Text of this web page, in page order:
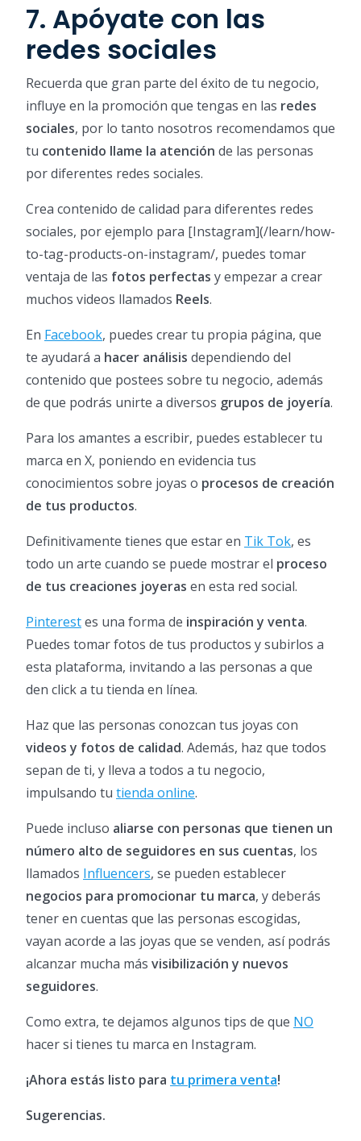
7. Apóyate con las
redes sociales
Recuerda que gran parte del éxito de tu negocio,
influye en la promoción que tengas en las redes
sociales, por lo tanto nosotros recomendamos que
tu contenido llame la atención de las personas
por diferentes redes sociales.
Crea contenido de calidad para diferentes redes
sociales, por ejemplo para [Instagram](/learn/how-
to-tag-products-on-instagram/, puedes tomar
ventaja de las fotos perfectas y empezar a crear
muchos videos llamados Reels.
En Facebook, puedes crear tu propia página, que
te ayudará a hacer análisis dependiendo del
contenido que postees sobre tu negocio, además
de que podrás unirte a diversos grupos de joyería.
Para los amantes a escribir, puedes establecer tu
marca en X, poniendo en evidencia tus
conocimientos sobre joyas o procesos de creación
de tus productos.
Definitivamente tienes que estar en Tik Tok, es
todo un arte cuando se puede mostrar el proceso
de tus creaciones joyeras en esta red social.
Pinterestes una forma de inspiración y venta.
Puedes tomar fotos de tus productos y subirlos a
esta plataforma, invitando a las personas a que
den click a tu tienda en línea.
Haz que las personas conozcan tus joyas con
videos y fotos de calidad. Además, haz que todos
sepan de ti, y lleva a todos a tu negocio,
impulsando tu tienda online.
Puede incluso aliarse con personas que tienen un
número alto de seguidores en sus cuentas, los
llamados Influencers, se pueden establecer
negocios para promocionar tu marca, y deberás
tener en cuentas que las personas escogidas,
vayan acorde a las joyas que se venden, así podrás
alcanzar mucha más visibilización y nuevos
seguidores.
Como extra, te dejamos algunos tips de que NO
hacer si tienes tu marca en Instagram.
¡Ahora estás listo para tu primera venta!
Sugerencias.